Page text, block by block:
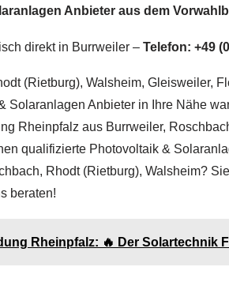
Anbieter aus dem
direkt in Burrweiler – Telefon: +49
(Rietburg), Walsheim, Gleisweiler,
Solaranlagen Anbieter in Ihre Nähe
Rheinpfalz aus Burrweiler,
qualifizierte Photovoltaik &
Rhodt (Rietburg), Walsheim?
beraten!
Rheinpfalz: 🔥 Der Solartechnik